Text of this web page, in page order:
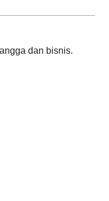
dan bisnis.